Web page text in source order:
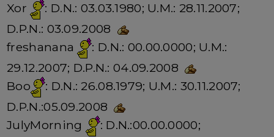
Xor
: D.N.: 03.03.1980; U.M.: 28.11.2007;
D.P.N.: 03.09.2008
freshanana
: D.N.: 00.00.0000; U.M.:
29.12.2007; D.P.N.: 04.09.2008
Boo
: D.N.: 26.08.1979; U.M.: 30.11.2007;
D.P.N.:05.09.2008
JulyMorning
: D.N.:00.00.0000;